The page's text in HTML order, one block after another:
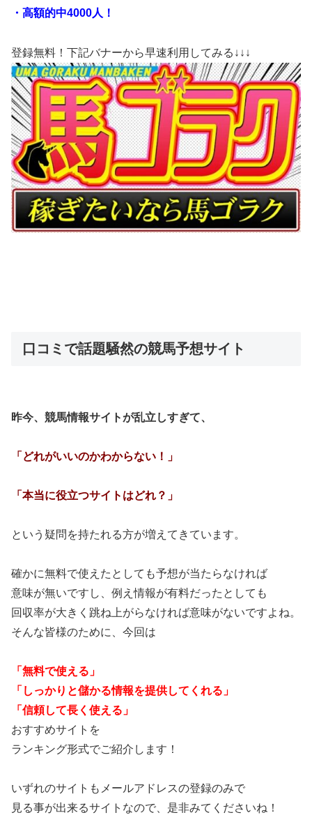
・高額的中4000人！
登録無料！下記バナーから早速利用してみる↓↓↓
口コミで話題騒然の競馬予想サイト
昨今、競馬情報サイトが乱立しすぎて、
「どれがいいのかわからない！」
「本当に役立つサイトはどれ？」
という疑問を持たれる方が増えてきています。
確かに無料で使えたとしても予想が当たらなければ
意味が無いですし、例え情報が有料だったとしても
回収率が大きく跳ね上がらなければ意味がないですよね。
そんな皆様のために、今回は
「無料で使える」
「しっかりと儲かる情報を提供してくれる」
「信頼して長く使える」
おすすめサイトを
ランキング形式でご紹介します！
いずれのサイトもメールアドレスの登録のみで
見る事が出来るサイトなので、是非みてくださいね！